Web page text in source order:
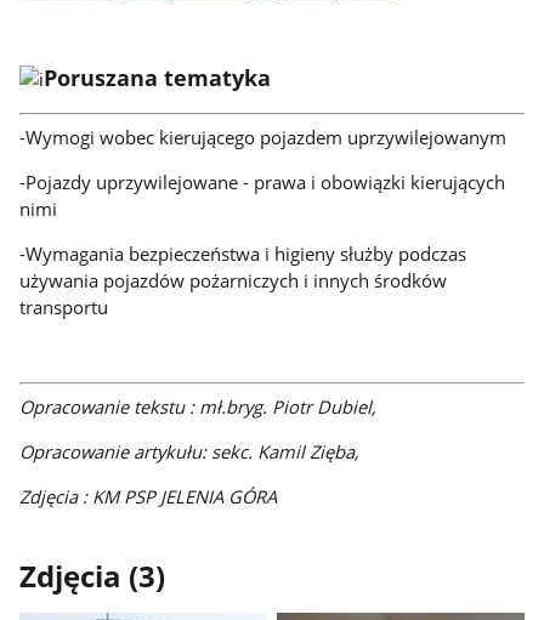
Poruszana tematyka
-Wymogi wobec kierującego pojazdem uprzywilejowanym
-Pojazdy uprzywilejowane - prawa i obowiązki kierujących
nimi
-Wymagania bezpieczeństwa i higieny służby podczas
używania pojazdów pożarniczych i innych środków
transportu
Opracowanie tekstu : mł.bryg. Piotr Dubiel,
Opracowanie artykułu: sekc. Kamil Zięba,
Zdjęcia : KM PSP JELENIA GÓRA
Zdjęcia (3)